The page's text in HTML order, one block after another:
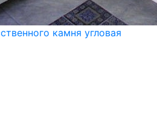
камня угловая